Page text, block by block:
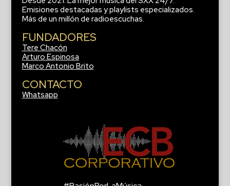
Emisiones destacadas y playlists especializados.
Más de un millón de radioescuchas.
FUNDADORES
Tere Chacón
Arturo Espinosa
Marco Antonio Brito
CONTACTO
Whatsapp